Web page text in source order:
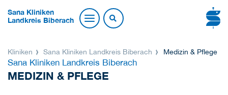
Sana Kliniken
Landkreis Biberach
Kliniken Sana Kliniken Landkreis Biberach Medizin & Pflege
Sana Kliniken Landkreis Biberach
MEDIZIN & PFLEGE